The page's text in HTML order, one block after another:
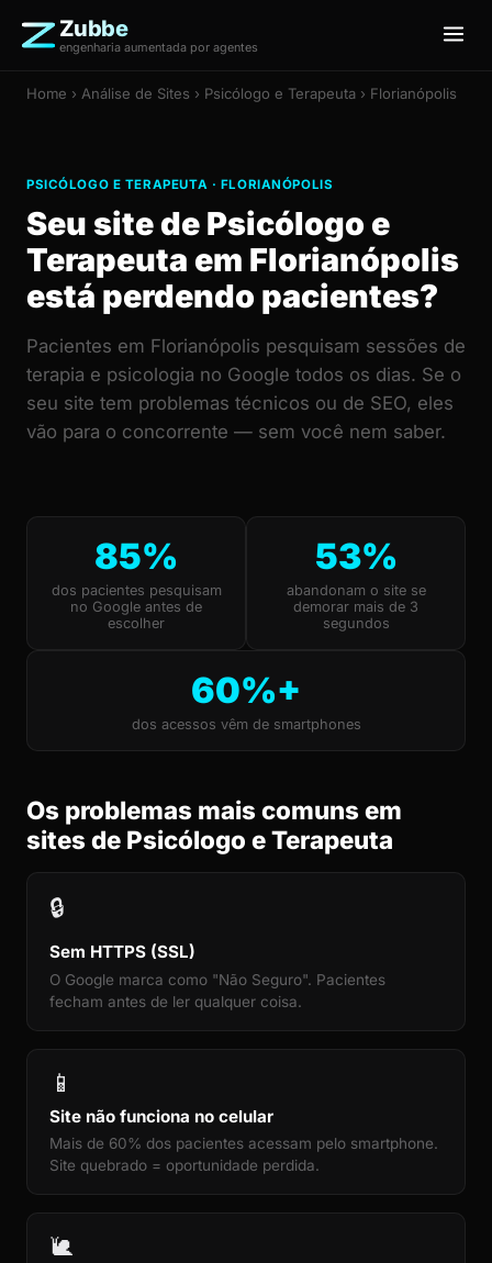
Zubbe
engenharia aumentada por agentes
Home › Análise de Sites › Psicólogo e Terapeuta › Florianópolis
PSICÓLOGO E TERAPEUTA · FLORIANÓPOLIS
Seu site de Psicólogo e
Terapeuta em Florianópolis
está perdendo pacientes?
Pacientes em Florianópolis pesquisam sessões de
terapia e psicologia no Google todos os dias. Se o
seu site tem problemas técnicos ou de SEO, eles
vão para o concorrente — sem você nem saber.
85%
dos pacientes pesquisam
no Google antes de
escolher
53%
abandonam o site se
demorar mais de 3
segundos
60%+
dos acessos vêm de smartphones
Os problemas mais comuns em
sites de Psicólogo e Terapeuta
🔒
Sem HTTPS (SSL)
O Google marca como "Não Seguro". Pacientes
fecham antes de ler qualquer coisa.
📱
Site não funciona no celular
Mais de 60% dos pacientes acessam pelo smartphone.
Site quebrado = oportunidade perdida.
🐌